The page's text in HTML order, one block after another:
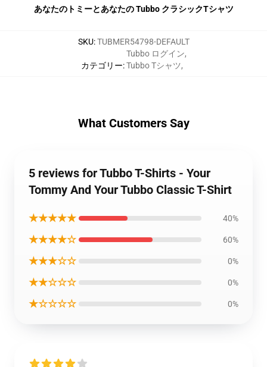
あなたのトミーとあなたの Tubbo クラシックTシャツ
SKU:TUBMER54798-DEFAULT
カテゴリー:
Tubbo ログイン,
Tubbo Tシャツ,
What Customers Say
5 reviews for Tubbo T-Shirts - Your
Tommy And Your Tubbo Classic T-Shirt
★★★★★ 40%
★★★★☆ 60%
★★★☆☆ 0%
★★☆☆☆ 0%
★☆☆☆☆ 0%